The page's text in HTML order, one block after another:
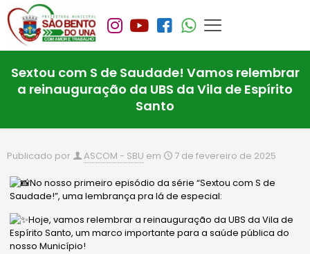
Sextou com S de Saudade! Vamos relembrar
a reinauguração da UBS da Vila de Espírito
Santo
Publicado por ASCOM - SBU em 7 de fevereiro de 2025
No nosso primeiro episódio da série “Sextou com S de
Saudade!”, uma lembrança pra lá de especial:
Hoje, vamos relembrar a reinauguração da UBS da Vila de
Espírito Santo, um marco importante para a saúde pública do
nosso Município!